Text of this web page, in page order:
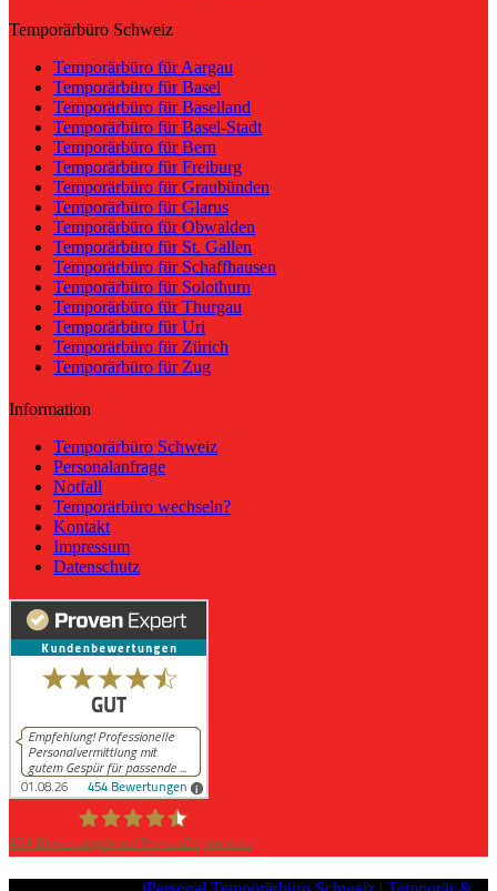
Temporärbüro Schweiz
Temporärbüro für Aargau
Temporärbüro für Basel
Temporärbüro für Baselland
Temporärbüro für Basel-Stadt
Temporärbüro für Bern
Temporärbüro für Freiburg
Temporärbüro für Graubünden
Temporärbüro für Glarus
Temporärbüro für Obwalden
Temporärbüro für St. Gallen
Temporärbüro für Schaffhausen
Temporärbüro für Solothurn
Temporärbüro für Thurgau
Temporärbüro für Uri
Temporärbüro für Zürich
Temporärbüro für Zug
Information
Temporärbüro Schweiz
Personalanfrage
Notfall
Temporärbüro wechseln?
Kontakt
Impressum
Datenschutz
454 Bewertungen auf ProvenExpert.com